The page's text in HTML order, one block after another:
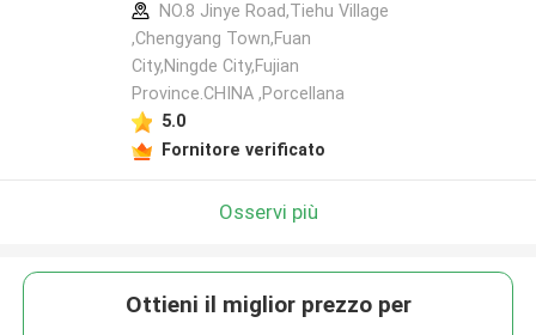
NO.8 Jinye Road,Tiehu Village
,Chengyang Town,Fuan
City,Ningde City,Fujian
Province.CHINA ,Porcellana
5.0
Fornitore verificato
Osservi più
Ottieni il miglior prezzo per